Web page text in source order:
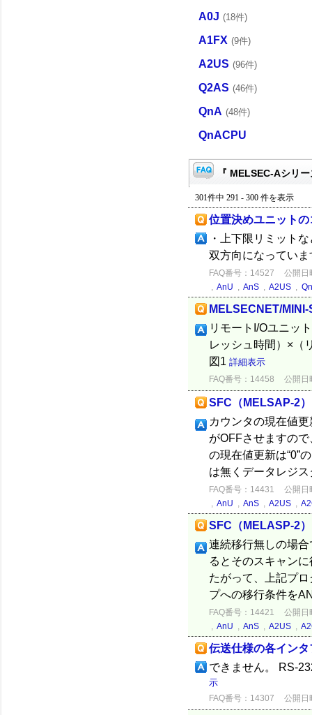
A0J (18件)
A1FX (9件)
A2US (96件)
Q2AS (46件)
QnA (48件)
QnACPU
『 MELSEC-Aシリ
301件中 291 - 300 件を表示
位置決めユニット
・上下限リミット
双方向になってい
FAQ番号：14527
公開日
, AnU , AnS , A2US ,
MELSECNET/
リモートI/Oユニッ
レッシュ時間）×（
図1 詳細表示
FAQ番号：14458 公開日
SFC（MELSAP-2
カウンタの現在値
がOFFさせますの
の現在値更新は“0”
は無くデータレジ
FAQ番号：14431
公開日
, AnU , AnS , A2US ,
SFC（MELASP-2
連続移行無しの場
るとそのスキャン
たがって、上記プ
プへの移行条件を
FAQ番号：14421
公開日
, AnU , AnS , A2US ,
伝送仕様の各イン
できません。 RS-
示
FAQ番号：14307 公開日